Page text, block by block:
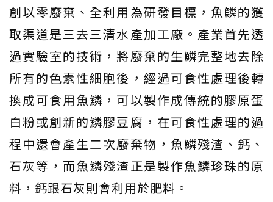
創以零廢棄、全利用為研發目標，魚鱗的獲
取渠道是三去三清水產加工廠。產業首先透
過實驗室的技術，將廢棄的生鱗完整地去除
所有的色素性細胞後，經過可食性處理後轉
換成可食用魚鱗，可以製作成傳統的膠原蛋
白粉或創新的鱗膠豆腐，在可食性處理的過
程中還會產生二次廢棄物，魚鱗殘渣、鈣、
石灰等，而魚鱗殘渣正是製作魚鱗珍珠的原
料，鈣跟石灰則會利用於肥料。